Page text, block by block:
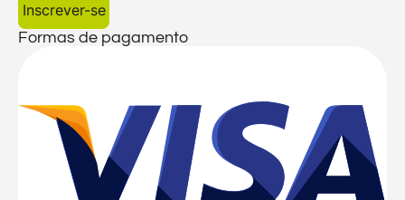
Inscrever-se
Formas de pagamento